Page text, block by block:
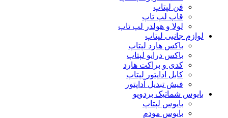
فن لپتاپ
قاب لپ تاپ
لولا و هولدر لپ تاپ
لوازم جانبی لپتاپ
باکس هارد لپتاپ
باکس درایو لپتاپ
کدی و براکت هارد
کابل اداپتور لپتاپ
فیش تبدیل آداپتور
بایوس شماتیک بردویو
بایوس لپتاپ
بایوس مودم